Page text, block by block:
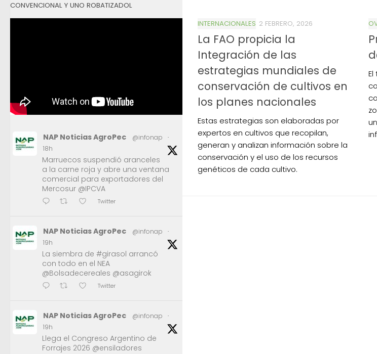
INTERNACIONALES 2 FEBRERO, 2026
La FAO propicia la
Integración de las
estrategias mundiales de
conservación de cultivos en
los planes nacionales
Estas estrategias son elaboradas por
expertos en cultivos que recopilan,
generan y analizan información sobre la
conservación y el uso de los recursos
genéticos de cada cultivo.
CONVENCIONAL Y UNO ROBATIZADOL
NAP Noticias AgroPec @infonap
·
18h
Marruecos suspendió aranceles
a la carne roja y abre una ventana
comercial para exportadores del
Mercosur @IPCVA
Twitter
NAP Noticias AgroPec @infonap
·
19h
La siembra de #girasol arrancó
con todo en el NEA
@Bolsadecereales @asagirok
Twitter
NAP Noticias AgroPec @infonap
·
19h
Llega el Congreso Argentino de
Forrajes 2026 @ensiladores